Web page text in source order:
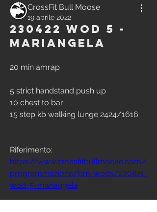
CrossFit Bull Moose
19 aprile 2022
230422 WOD 5 -
Mariangela
20 min amrap
5 strict handstand push up
10 chest to bar
15 step kb walking lunge 2424/1616
Riferimento:
https://www.crossfitbullmoose.com/
programmazione/bm-wods/270821-
wod-5-mariangela